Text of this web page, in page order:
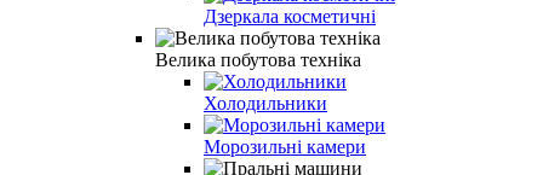
Дзеркала косметичні
Велика побутова техніка
Холодильники
Морозильні камери